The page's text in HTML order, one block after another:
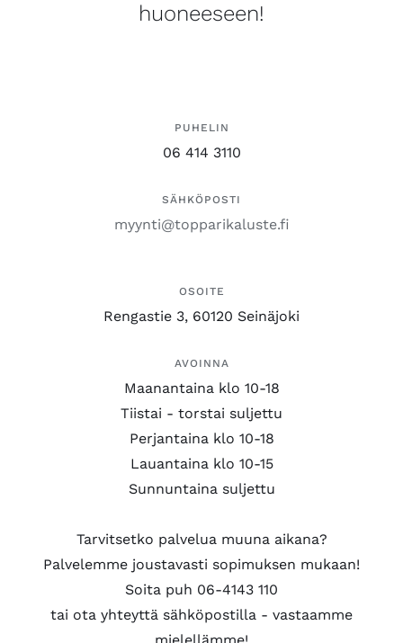
huoneeseen!
PUHELIN
06 414 3110
SÄHKÖPOSTI
myynti@topparikaluste.fi
OSOITE
Rengastie 3, 60120 Seinäjoki
AVOINNA
Maanantaina klo 10-18
Tiistai - torstai suljettu
Perjantaina klo 10-18
Lauantaina klo 10-15
Sunnuntaina suljettu
Tarvitsetko palvelua muuna aikana?
Palvelemme joustavasti sopimuksen mukaan!
Soita puh 06-4143 110
tai ota yhteyttä sähköpostilla - vastaamme